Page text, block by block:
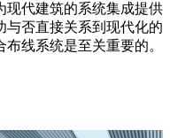
现代建筑的系统集成提供
与否直接关系到现代化的
线系统是至关重要的。